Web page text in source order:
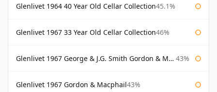
Glenlivet 1964 40 Year Old Cellar Collection45.1%
Glenlivet 1967 33 Year Old Cellar Collection46%
Glenlivet 1967 George & J.G. Smith Gordon & Macphail 43%
Glenlivet 1967 Gordon & Macphail43%